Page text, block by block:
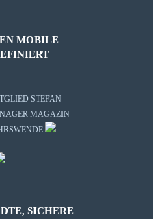
MOBILE
STEFAN
MAGAZIN
SICHERE